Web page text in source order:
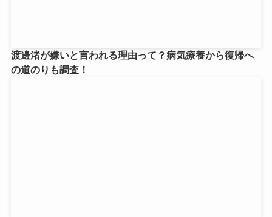
渡邊渚が嫌いと言われる理由って？病気療養から復帰へ
の道のりも調査！